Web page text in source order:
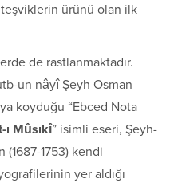
ürünü olan ilk
de rastlanmaktadır.
un nâyî Şeyh Osman
koyduğu “Ebced Nota
ı Mûsıkî” isimli eseri, Şeyh-
(1687-1753) kendi
yer aldığı